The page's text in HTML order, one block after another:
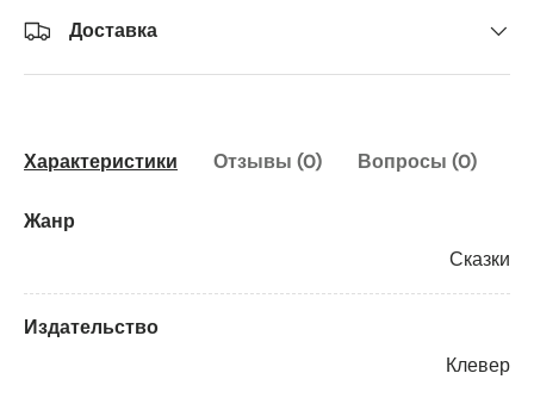
Доставка
Характеристики Отзывы (0) Вопросы (0)
Жанр
Сказки
Издательство
Клевер